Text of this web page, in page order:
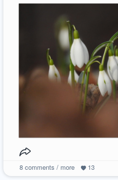
8comments / more 13